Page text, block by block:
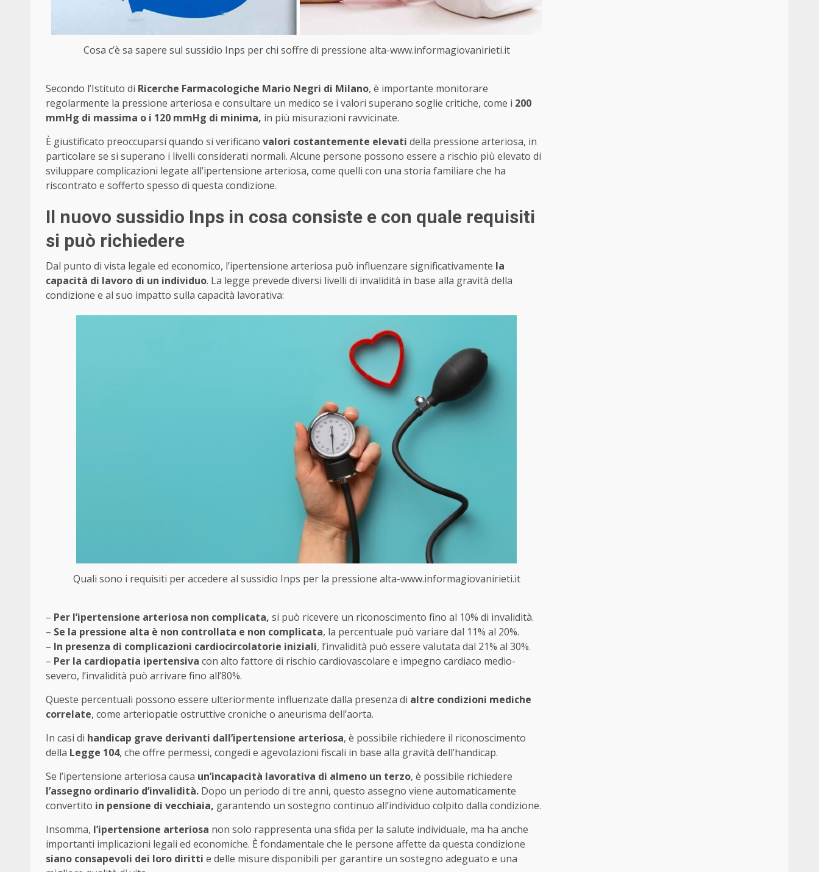
Cosa c’è sa sapere sul sussidio Inps per chi soffre di pressione alta-www.informagiovanirieti.it
Secondo l’Istituto di Ricerche Farmacologiche Mario Negri di Milano, è importante monitorare
regolarmente la pressione arteriosa e consultare un medico se i valori superano soglie critiche, come i 200
mmHg di massima o i 120 mmHg di minima, in più misurazioni ravvicinate.
È giustificato preoccuparsi quando si verificano valori costantemente elevati della pressione arteriosa, in
particolare se si superano i livelli considerati normali. Alcune persone possono essere a rischio più elevato di
sviluppare complicazioni legate all’ipertensione arteriosa, come quelli con una storia familiare che ha
riscontrato e sofferto spesso di questa condizione.
Il nuovo sussidio Inps in cosa consiste e con quale requisiti
si può richiedere
Dal punto di vista legale ed economico, l’ipertensione arteriosa può influenzare significativamente la
capacità di lavoro di un individuo. La legge prevede diversi livelli di invalidità in base alla gravità della
condizione e al suo impatto sulla capacità lavorativa:
Quali sono i requisiti per accedere al sussidio Inps per la pressione alta-www.informagiovanirieti.it
– Per l’ipertensione arteriosa non complicata, si può ricevere un riconoscimento fino al 10% di invalidità.
– Se la pressione alta è non controllata e non complicata, la percentuale può variare dal 11% al 20%.
– In presenza di complicazioni cardiocircolatorie iniziali, l’invalidità può essere valutata dal 21% al 30%.
– Per la cardiopatia ipertensiva con alto fattore di rischio cardiovascolare e impegno cardiaco medio-
severo, l’invalidità può arrivare fino all’80%.
Queste percentuali possono essere ulteriormente influenzate dalla presenza di altre condizioni mediche
correlate, come arteriopatie ostruttive croniche o aneurisma dell’aorta.
In casi di handicap grave derivanti dall’ipertensione arteriosa, è possibile richiedere il riconoscimento
della Legge 104, che offre permessi, congedi e agevolazioni fiscali in base alla gravità dell’handicap.
Se l’ipertensione arteriosa causa un’incapacità lavorativa di almeno un terzo, è possibile richiedere
l’assegno ordinario d’invalidità. Dopo un periodo di tre anni, questo assegno viene automaticamente
convertito in pensione di vecchiaia, garantendo un sostegno continuo all’individuo colpito dalla condizione.
Insomma, l’ipertensione arteriosa non solo rappresenta una sfida per la salute individuale, ma ha anche
importanti implicazioni legali ed economiche. È fondamentale che le persone affette da questa condizione
siano consapevoli dei loro diritti e delle misure disponibili per garantire un sostegno adeguato e una